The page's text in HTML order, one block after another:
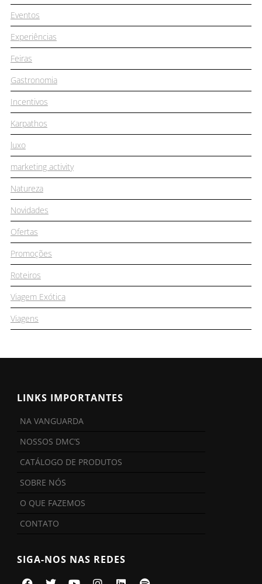
Eventos
Experiências
Feiras
Gastronomia
Incentivos
Karpathos
luxo
marketing activity
Natureza
Novidades
Ofertas
Promoções
Roteiros
Viagem Exótica
Viagens
LINKS IMPORTANTES
NA VANGUARDA
NOSSOS DMC’S
CATÁLOGO DE PRODUTOS
SOBRE NÓS
O QUE FAZEMOS
CONTATO
SIGA-NOS NAS REDES